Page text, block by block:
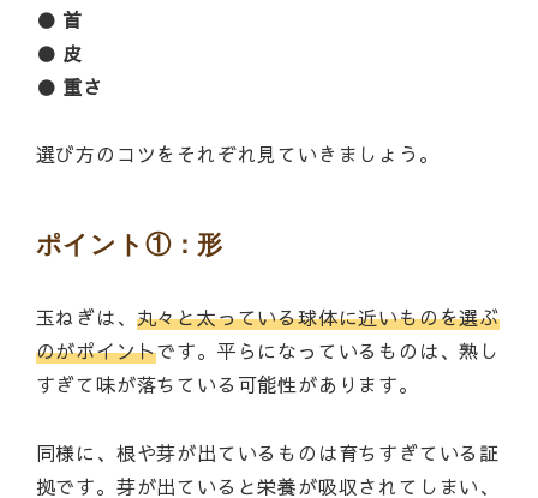
● 首
● 皮
● 重さ
選び方のコツをそれぞれ見ていきましょう。
ポイント①：形
玉ねぎは、 丸々と太っている球体に近いものを選ぶ
のがポイントです。平らになっているものは、熟し
すぎて味が落ちている可能性があります。
同様に、根や芽が出ているものは育ちすぎている証
拠です。芽が出ていると栄養が吸収されてしまい、